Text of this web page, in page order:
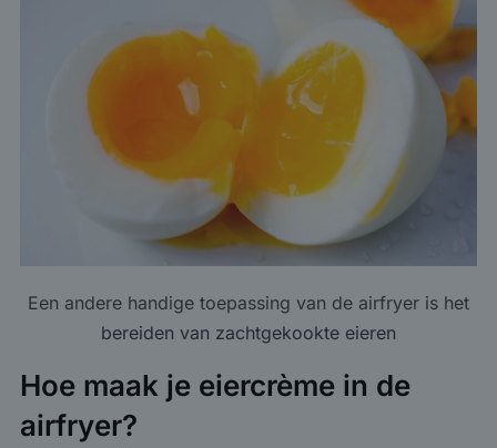
Een andere handige toepassing van de airfryer is het
bereiden van zachtgekookte eieren
Hoe maak je eiercrème in de
airfryer?